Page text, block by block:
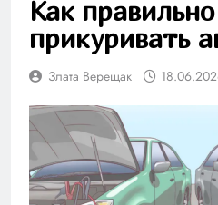
Как правильно
прикуривать
Злата Верещак